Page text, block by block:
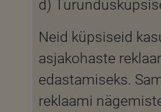
d)
Neid küpsiseid
asjakohaste
edastamiseks.
reklaami